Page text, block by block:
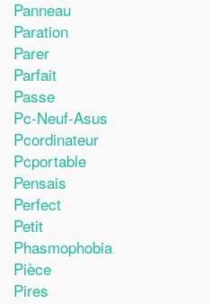
Panneau
Paration
Parer
Parfait
Passe
Pc-Neuf-Asus
Pcordinateur
Pcportable
Pensais
Perfect
Petit
Phasmophobia
Pièce
Pires